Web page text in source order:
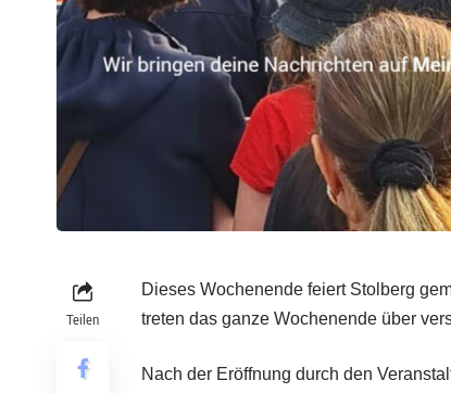
Teilen
Dieses Wochenende feiert Stolberg
treten das ganze Wochenende über
Nach der Eröffnung durch den